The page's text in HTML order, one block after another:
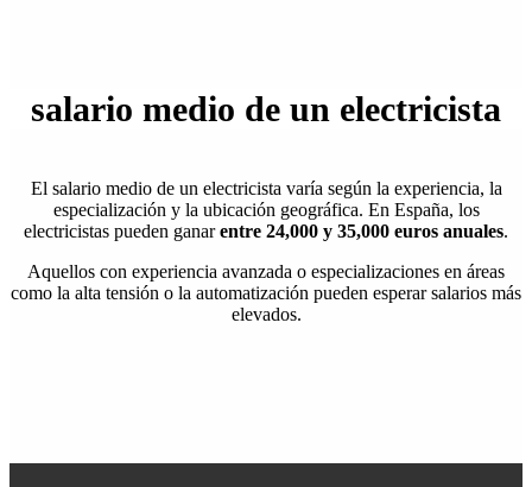
salario medio de un electricista
El salario medio de un electricista varía según la experiencia, la
especialización y la ubicación geográfica. En España, los
electricistas pueden ganarentre 24,000 y 35,000 euros anuales.
Aquellos con experiencia avanzada o especializaciones en áreas
como la alta tensión o la automatización pueden esperar salarios más
elevados.